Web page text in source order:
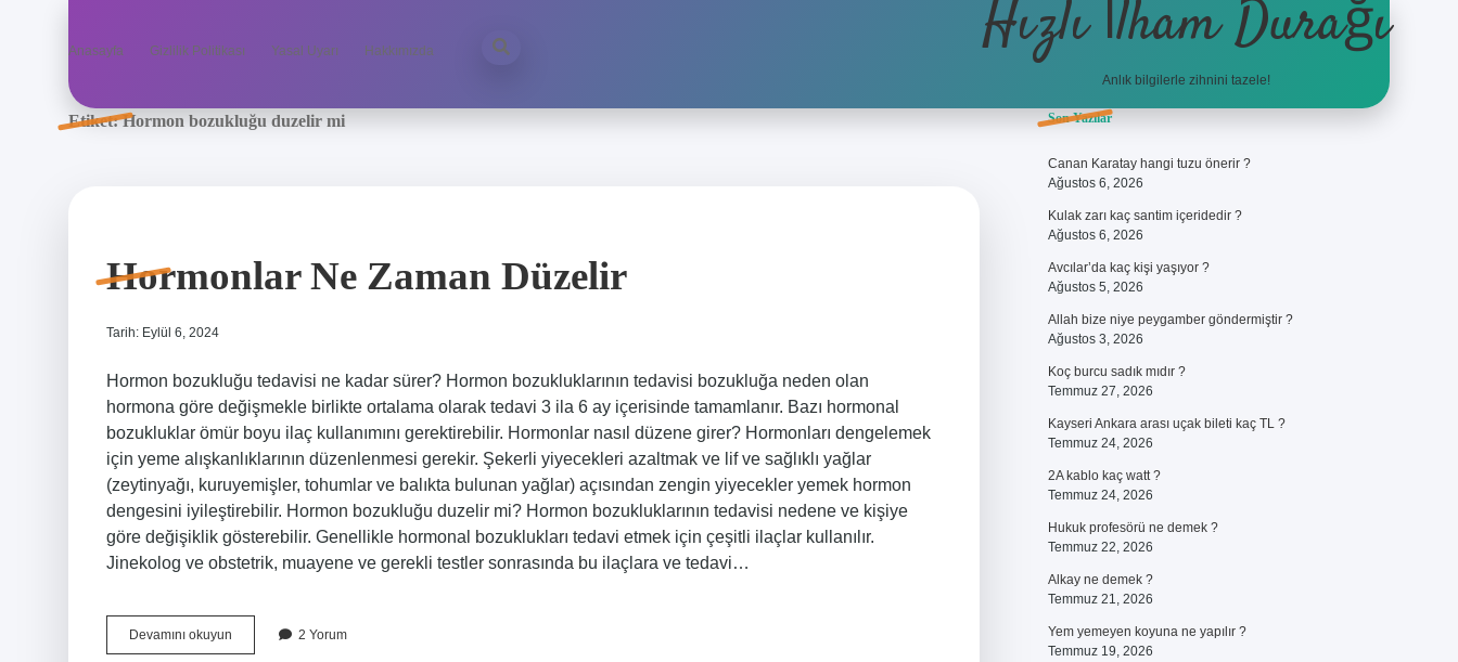
Anasayfa Gizlilik Politikası Yasal Uyarı Hakkımızda Hızlı İlham Durağı
Anlık bilgilerle zihnini tazele!
Etiket:Hormon bozukluğu duzelir mi
Hormonlar Ne Zaman Düzelir
Tarih: Eylül 6, 2024
Hormon bozukluğu tedavisi ne kadar sürer? Hormon bozukluklarının tedavisi bozukluğa neden olan
hormona göre değişmekle birlikte ortalama olarak tedavi 3 ila 6 ay içerisinde tamamlanır. Bazı hormonal
bozukluklar ömür boyu ilaç kullanımını gerektirebilir. Hormonlar nasıl düzene girer? Hormonları dengelemek
için yeme alışkanlıklarının düzenlenmesi gerekir. Şekerli yiyecekleri azaltmak ve lif ve sağlıklı yağlar
(zeytinyağı, kuruyemişler, tohumlar ve balıkta bulunan yağlar) açısından zengin yiyecekler yemek hormon
dengesini iyileştirebilir. Hormon bozukluğu duzelir mi? Hormon bozukluklarının tedavisi nedene ve kişiye
göre değişiklik gösterebilir. Genellikle hormonal bozuklukları tedavi etmek için çeşitli ilaçlar kullanılır.
Jinekolog ve obstetrik, muayene ve gerekli testler sonrasında bu ilaçlara ve tedavi…
Devamını okuyun Hormonlar
Ne
2 Yorum
Sidebar
Son Yazılar
Canan Karatay hangi tuzu önerir ?
Ağustos 6, 2026
Kulak zarı kaç santim içeridedir ?
Ağustos 6, 2026
Avcılar’da kaç kişi yaşıyor ?
Ağustos 5, 2026
Allah bize niye peygamber göndermiştir ?
Ağustos 3, 2026
Koç burcu sadık mıdır ?
Temmuz 27, 2026
Kayseri Ankara arası uçak bileti kaç TL ?
Temmuz 24, 2026
2A kablo kaç watt ?
Temmuz 24, 2026
Hukuk profesörü ne demek ?
Temmuz 22, 2026
Alkay ne demek ?
Temmuz 21, 2026
Yem yemeyen koyuna ne yapılır ?
Temmuz 19, 2026